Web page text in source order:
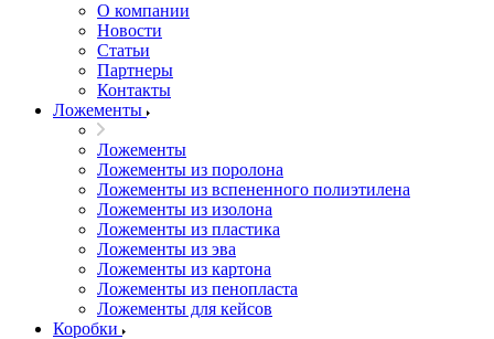
О компании
Новости
Статьи
Партнеры
Контакты
Ложементы
Ложементы
Ложементы из поролона
Ложементы из вспененного полиэтилена
Ложементы из изолона
Ложементы из пластика
Ложементы из эва
Ложементы из картона
Ложементы из пенопласта
Ложементы для кейсов
Коробки